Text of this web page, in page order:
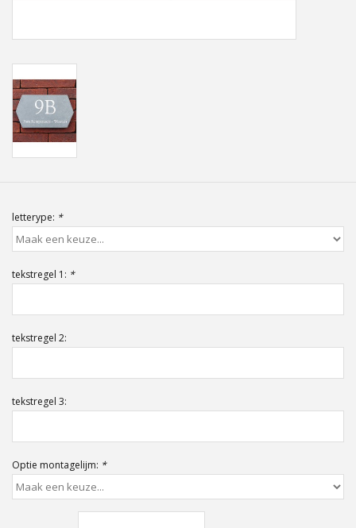
Portfolio
kleuren en lettertypes
letterype: *
tekstregel 1: *
tekstregel 2:
tekstregel 3:
Optie montagelijm: *